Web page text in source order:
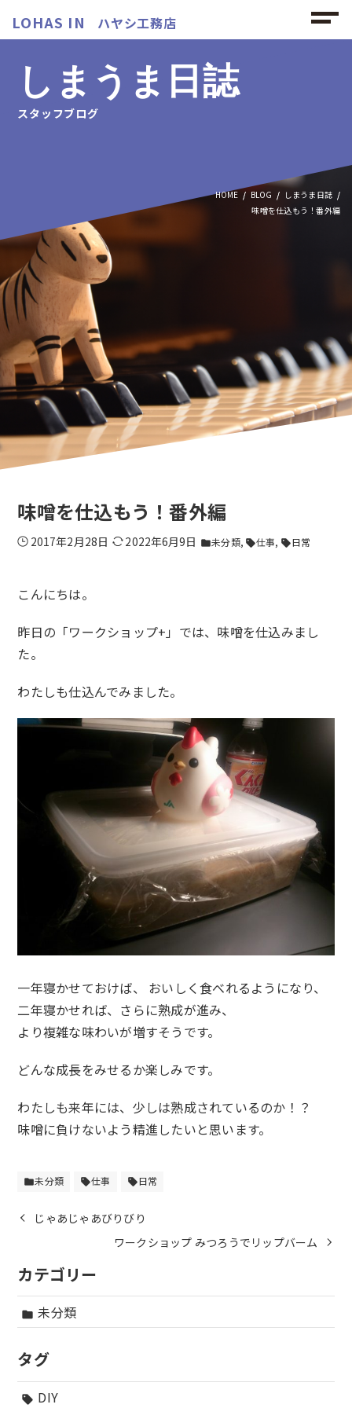
LOHAS IN ハヤシ工務店
しまうま日誌
スタッフブログ
HOME BLOG
しまうま日誌
味噌を仕込もう！番外編
味噌を仕込もう！番外編
2017年2月28日 2022年6月9日 folder未分類 sell仕事 sell日常
こんにちは。
昨日の「ワークショップ+」では、味噌を仕込みまし
た。
わたしも仕込んでみました。
一年寝かせておけば、 おいしく食べれるようになり、
二年寝かせれば、さらに熟成が進み、
より複雑な味わいが増すそうです。
どんな成長をみせるか楽しみです。
わたしも来年には、少しは熟成されているのか！？
味噌に負けないよう精進したいと思います。
folder未分類 sell仕事 sell日常
じゃあじゃあびりびり
ワークショップ みつろうでリップバーム
カテゴリー
folder 未分類
タグ
sell DIY